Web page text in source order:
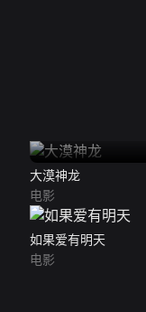
大漠神龙
电影
如果爱有明天
电影